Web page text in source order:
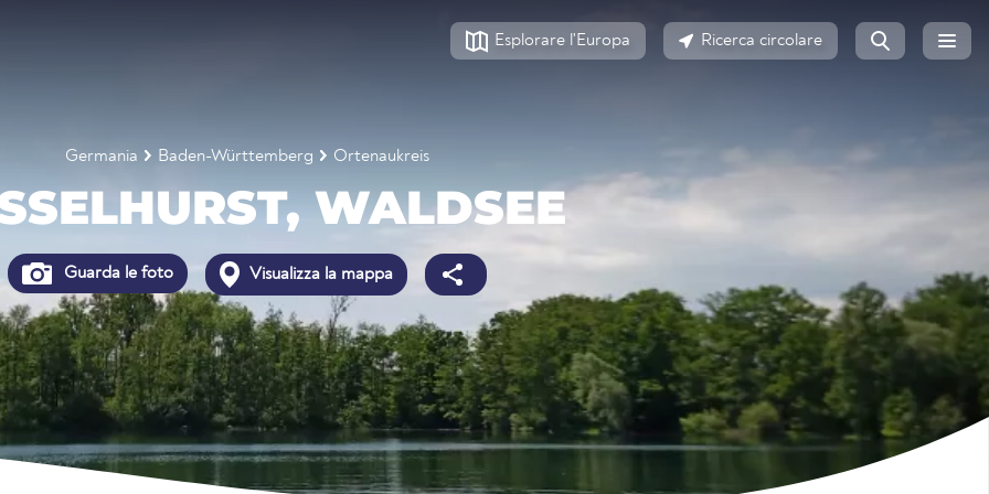
Esplorare l'Europa Ricerca circolare
Germania Baden-Württemberg Ortenaukreis
WALDSEE
Guarda le foto Visualizza la mappa